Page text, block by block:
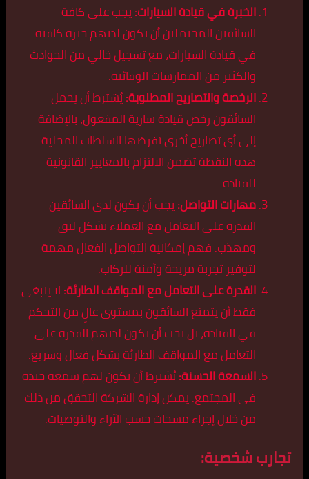
الخبرة في قيادة السيارات:يجب على كافة
السائقين المحتملين أن يكون لديهم خبرة كافية
في قيادة السيارات، مع تسجيل خالي من الحوادث
والكثير من الممارسات الوقائية.
الرخصة والتصاريح المطلوبة:يُشترط أن يحمل
السائقون رخص قيادة سارية المفعول، بالإضافة
إلى أي تصاريح أخرى تفرضها السلطات المحلية.
هذه النقطة تضمن الالتزام بالمعايير القانونية
للقيادة.
مهارات التواصل:يجب أن يكون لدى السائقين
القدرة على التعامل مع العملاء بشكل لبق
ومهذب. فهم إمكانية التواصل الفعال مهمة
لتوفير تجربة مريحة وأمنة للركاب.
القدرة على التعامل مع المواقف الطارئة:لا ينبغي
فقط أن يتمتع السائقون بمستوى عالٍ من التحكم
في القيادة، بل يجب أن يكون لديهم القدرة على
التعامل مع المواقف الطارئة بشكل فعال وسريع.
السمعة الحسنة:يُشترط أن تكون لهم سمعة جيدة
في المجتمع. يمكن إدارة الشركة التحقق من ذلك
من خلال إجراء مسحات حسب الآراء والتوصيات.
تجارب شخصية: